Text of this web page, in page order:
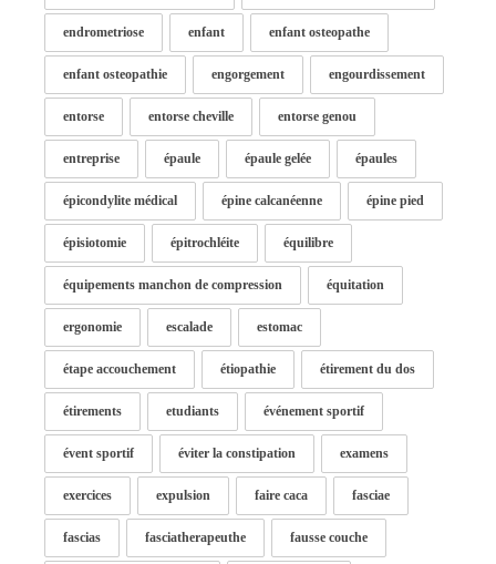
endrometriose enfant enfant osteopathe
enfant osteopathie engorgement engourdissement
entorse entorse cheville entorse genou
entreprise épaule épaule gelée épaules
épicondylite médical épine calcanéenne épine pied
épisiotomie épitrochléite équilibre
équipements manchon de compression équitation
ergonomie escalade estomac
étape accouchement étiopathie étirement du dos
étirements etudiants événement sportif
évent sportif éviter la constipation examens
exercices expulsion faire caca fasciae
fascias fasciatherapeuthe fausse couche